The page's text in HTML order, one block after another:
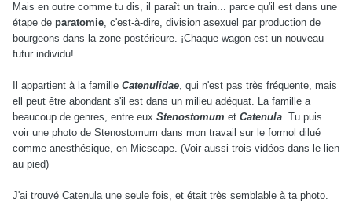
Mais en outre comme tu dis, il paraît un train... parce qu'il est dans une
étape de paratomie, c'est-à-dire, division asexuel par production de
bourgeons dans la zone postérieure. ¡Chaque wagon est un nouveau
futur individu!.
Il appartient à la famille Catenulidae, qui n'est pas très fréquente, mais
ell peut être abondant s'il est dans un milieu adéquat. La famille a
beaucoup de genres, entre eux Stenostomum et Catenula. Tu puis
voir une photo de Stenostomum dans mon travail sur le formol dilué
comme anesthésique, en Micscape. (Voir aussi trois vidéos dans le lien
au pied)
J'ai trouvé Catenula une seule fois, et était très semblable à ta photo.